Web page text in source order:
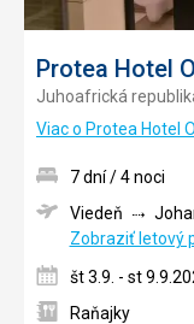
Protea Hotel
Juhoafrická
Viac o Protea Hotel
7 dní / 4 noci
Viedeň
Zobraziť letový
št 3.9. - st
Raňajky